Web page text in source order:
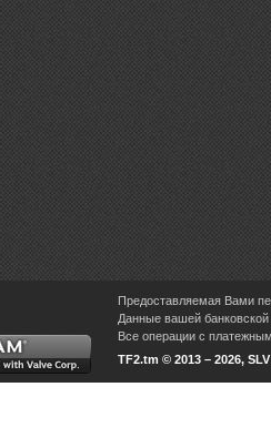
Предоставляемая Вами
Данные вашей
Все операции с
TF2.tm © 2013 – 2026,